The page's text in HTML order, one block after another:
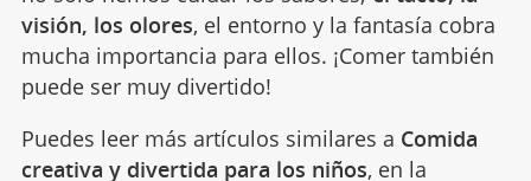
visión, los olores, el entorno y la fantasía cobra
mucha importancia para ellos. ¡Comer también
puede ser muy divertido!
Puedes leer más artículos similares a Comida
creativa y divertida para los niños, en la